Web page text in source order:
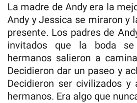
La madre de Andy era la
Andy y Jessica se miraron y
presente. Los padres de
invitados que la boda se
hermanos salieron a
Decidieron dar un paseo y
Decidieron ser civilizados y
hermanos. Era algo que